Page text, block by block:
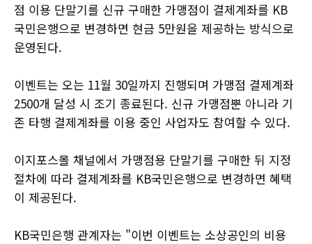
점 이용 단말기를 신규 구매한 가맹점이 결제계좌를 KB
국민은행으로 변경하면 현금 5만원을 제공하는 방식으로
운영된다.
이벤트는 오는 11월 30일까지 진행되며 가맹점 결제계좌
2500개 달성 시 조기 종료된다. 신규 가맹점뿐 아니라 기
존 타행 결제계좌를 이용 중인 사업자도 참여할 수 있다.
이지포스몰 채널에서 가맹점용 단말기를 구매한 뒤 지정
절차에 따라 결제계좌를 KB국민은행으로 변경하면 혜택
이 제공된다.
KB국민은행 관계자는 "이번 이벤트는 소상공인의 비용